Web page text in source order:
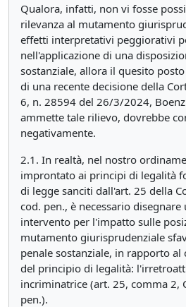
Qualora, infatti, non vi fosse
rilevanza al mutamento
effetti interpretativi peggiorativi
nell'applicazione di una
sostanziale, allora il quesito
di una recente decisione della
6, n. 28594 del 26/3/2024,
ammette tale rilievo, dovrebbe
negativamente.
2.1. In realtà, nel nostro
improntato ai principi di legalità
di legge sanciti dall'art. 25 della
cod. pen., è necessario
intervento per l'impatto sulle
mutamento giurisprudenziale
penale sostanziale, in rapporto al
del principio di legalità:
incriminatrice (art. 25, comma 2,
pen.).